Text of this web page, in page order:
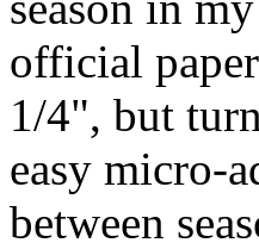
official
1/4", but
easy micro-
between